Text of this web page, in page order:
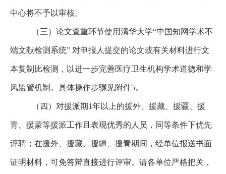
中心将不予以审核。
（三）论文查重环节使用清华大学“中国知网学术不
端文献检测系统” 对申报人提交的论文或有关材料进行文
本复制比检测，以进一步完善医疗卫生机构学术道德和学
风监管机制。具体操作步骤见附件5。
（四）对援派期1年以上的援外、援藏、援疆、援
青、援蒙等援派工作且表现优秀的人员，同等条件下优先
评聘；在援外、援藏、援疆、 援青期间，经单位报送书面
证明材料，可免答辩直接进行评审。请各单位严格把关，